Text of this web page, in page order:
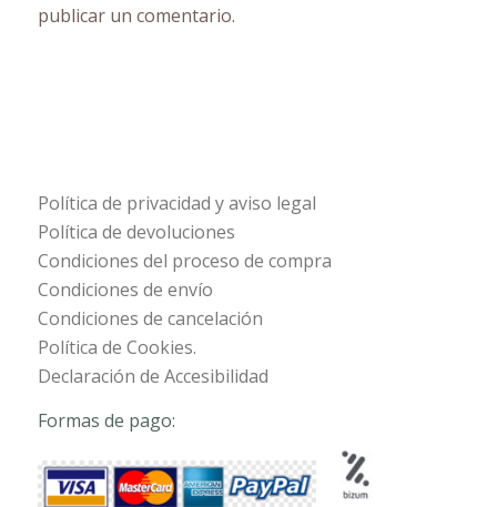
publicar un comentario.
Política de privacidad y aviso legal
Política de devoluciones
Condiciones del proceso de compra
Condiciones de envío
Condiciones de cancelación
Política de Cookies.
Declaración de Accesibilidad
Formas de pago: